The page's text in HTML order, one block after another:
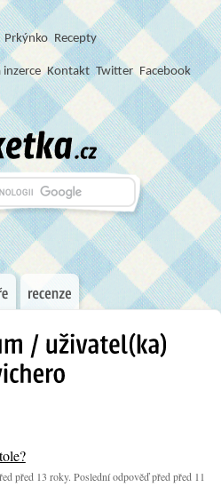
Prkýnko Recepty
inzerce Kontakt Twitter Facebook
před 13 roky. Poslední odpověď před před 11